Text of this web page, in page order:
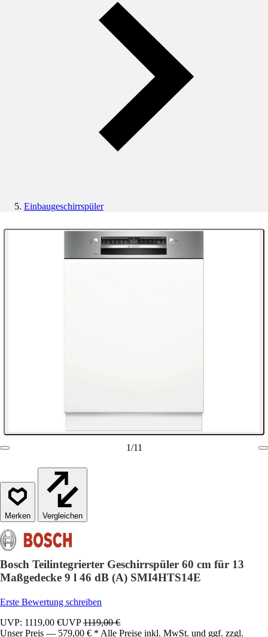
Einbaugeschirrspüler
1/11
Vergleichen
Bosch Teilintegrierter Geschirrspüler 60 cm für 13
Maßgedecke 9 l 46 dB (A) SMI4HTS14E
Erste Bewertung schreiben
UVP: 1119,00 €UVP1119,00 €
Unser Preis — 579,00 € * Alle Preise inkl. MwSt. und ggf. zzgl.